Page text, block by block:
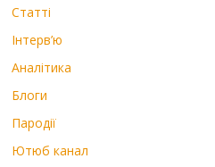
Статті
Інтерв’ю
Аналітика
Блоги
Пародії
Ютюб канал